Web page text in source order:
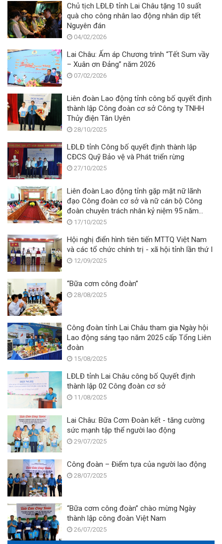
Chủ tịch LĐLĐ tỉnh Lai Châu tặng 10 suất
quà cho công nhân lao động nhân dịp tết
Nguyên đán
04/02/2026
Lai Châu: Ấm áp Chương trình “Tết Sum vầy
– Xuân ơn Đảng” năm 2026
07/02/2026
Liên đoàn Lao động tỉnh công bố quyết định
thành lập Công đoàn cơ sở Công ty TNHH
Thủy điện Tân Uyên
28/10/2025
LĐLĐ tỉnh Công bố quyết định thành lập
CĐCS Quỹ Bảo vệ và Phát triển rừng
27/10/2025
Liên đoàn Lao động tỉnh gặp mặt nữ lãnh
đạo Công đoàn cơ sở và nữ cán bộ Công
đoàn chuyên trách nhân kỷ niệm 95 năm
Ngày thành lập Hội Liên hiệp Phụ nữ Việt
17/10/2025
Hội nghị điển hình tiên tiến MTTQ Việt Nam
và các tổ chức chính trị - xã hội tỉnh lần thứ I
12/09/2025
“Bữa cơm công đoàn”
28/08/2025
Công đoàn tỉnh Lai Châu tham gia Ngày hội
Lao động sáng tạo năm 2025 cấp Tổng Liên
đoàn
15/08/2025
LĐLĐ tỉnh Lai Châu công bố Quyết định
thành lập 02 Công đoàn cơ sở
11/08/2025
Lai Châu: Bữa Cơm Đoàn kết - tăng cường
sức mạnh tập thể người lao động
29/07/2025
Công đoàn – Điểm tựa của người lao động
28/07/2025
“Bữa cơm công đoàn” chào mừng Ngày
thành lập công đoàn Việt Nam
26/07/2025